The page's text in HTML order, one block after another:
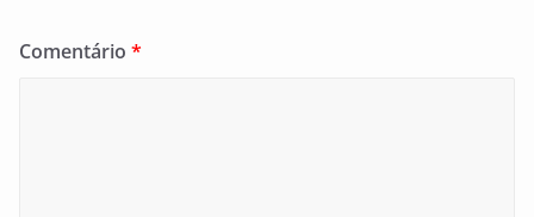
Comentário *